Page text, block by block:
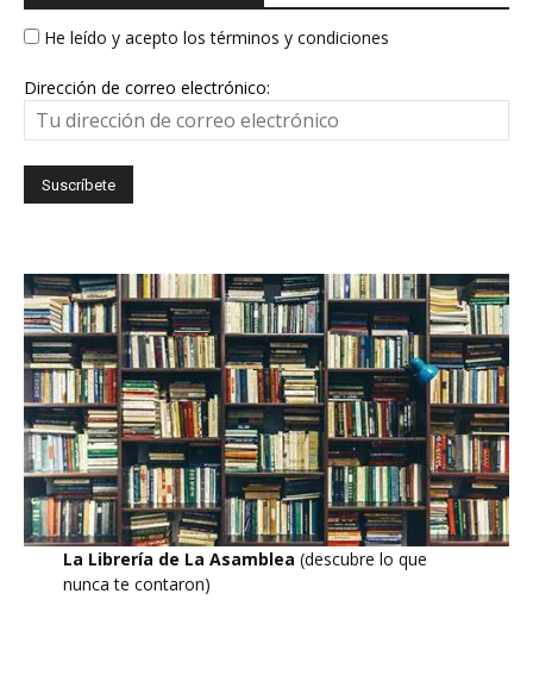
He leído y acepto los términos y condiciones
Dirección de correo electrónico:
La Librería de La Asamblea (descubre lo que
nunca te contaron)